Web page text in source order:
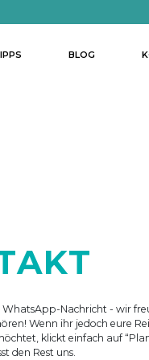
BLOG
WhatsApp-Nachricht - wir
Wenn ihr jedoch eure
klickt einfach auf
den Rest uns.